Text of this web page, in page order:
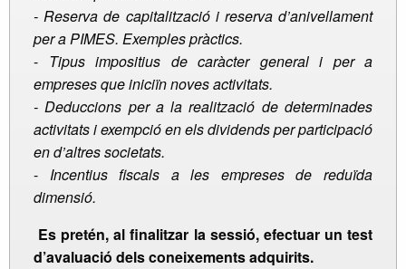
-Reserva de capitalització i reserva d’anivellament
per a PIMES. Exemples pràctics.
- Tipus impositius de caràcter general i per a
empreses que iniciïn noves activitats.
-Deduccions per a la realització de determinades
activitats i exempció en els dividends per participació
en d’altres societats.
- Incentius fiscals a les empreses de reduïda
dimensió.
Es pretén, al finalitzar la sessió, efectuar un test
d’avaluació dels coneixements adquirits.